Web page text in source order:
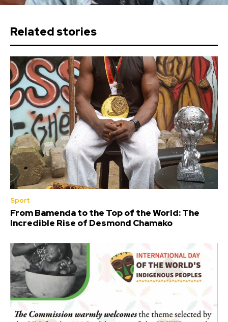
Related stories
Sport
From Bamenda to the Top of the World: The
Incredible Rise of Desmond Chamako